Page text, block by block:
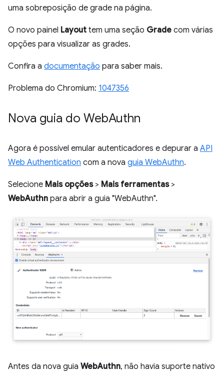
uma sobreposição de grade na página.
O novo painel Layout tem uma seção Grade com várias
opções para visualizar as grades.
Confira a documentação para saber mais.
Problema do Chromium: 1047356
Nova guia do WebAuthn
Agora é possível emular autenticadores e depurar a API
Web Authentication com a nova guia WebAuthn.
Selecione Mais opções> Mais ferramentas>
WebAuthn para abrir a guia "WebAuthn".
Antes da nova guia WebAuthn, não havia suporte nativo